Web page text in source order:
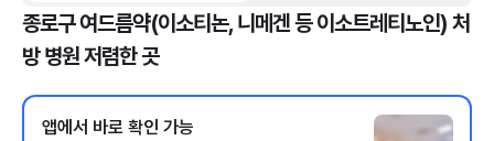
종로구 여드름약(이소티논, 니메겐 등 이소트레티노인) 처
방 병원 저렴한 곳
앱에서 바로 확인 가능